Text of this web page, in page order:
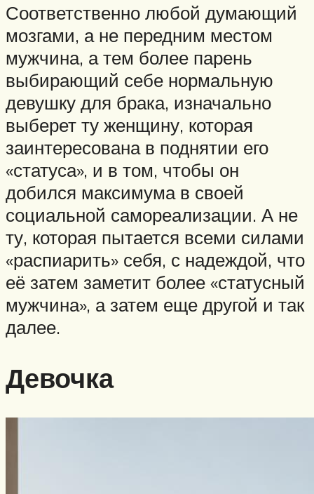
Соответственно любой думающий
мозгами, а не передним местом
мужчина, а тем более парень
выбирающий себе нормальную
девушку для брака, изначально
выберет ту женщину, которая
заинтересована в поднятии его
«статуса», и в том, чтобы он
добился максимума в своей
социальной самореализации. А не
ту, которая пытается всеми силами
«распиарить» себя, с надеждой, что
её затем заметит более «статусный
мужчина», а затем еще другой и так
далее.
Девочка